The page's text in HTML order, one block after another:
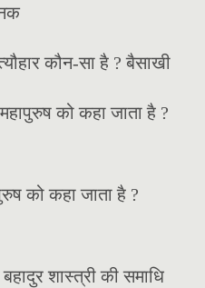
कौन-सा है ? बैसाखी
को कहा जाता है ?
को कहा जाता है ?
शास्त्री की समाधि